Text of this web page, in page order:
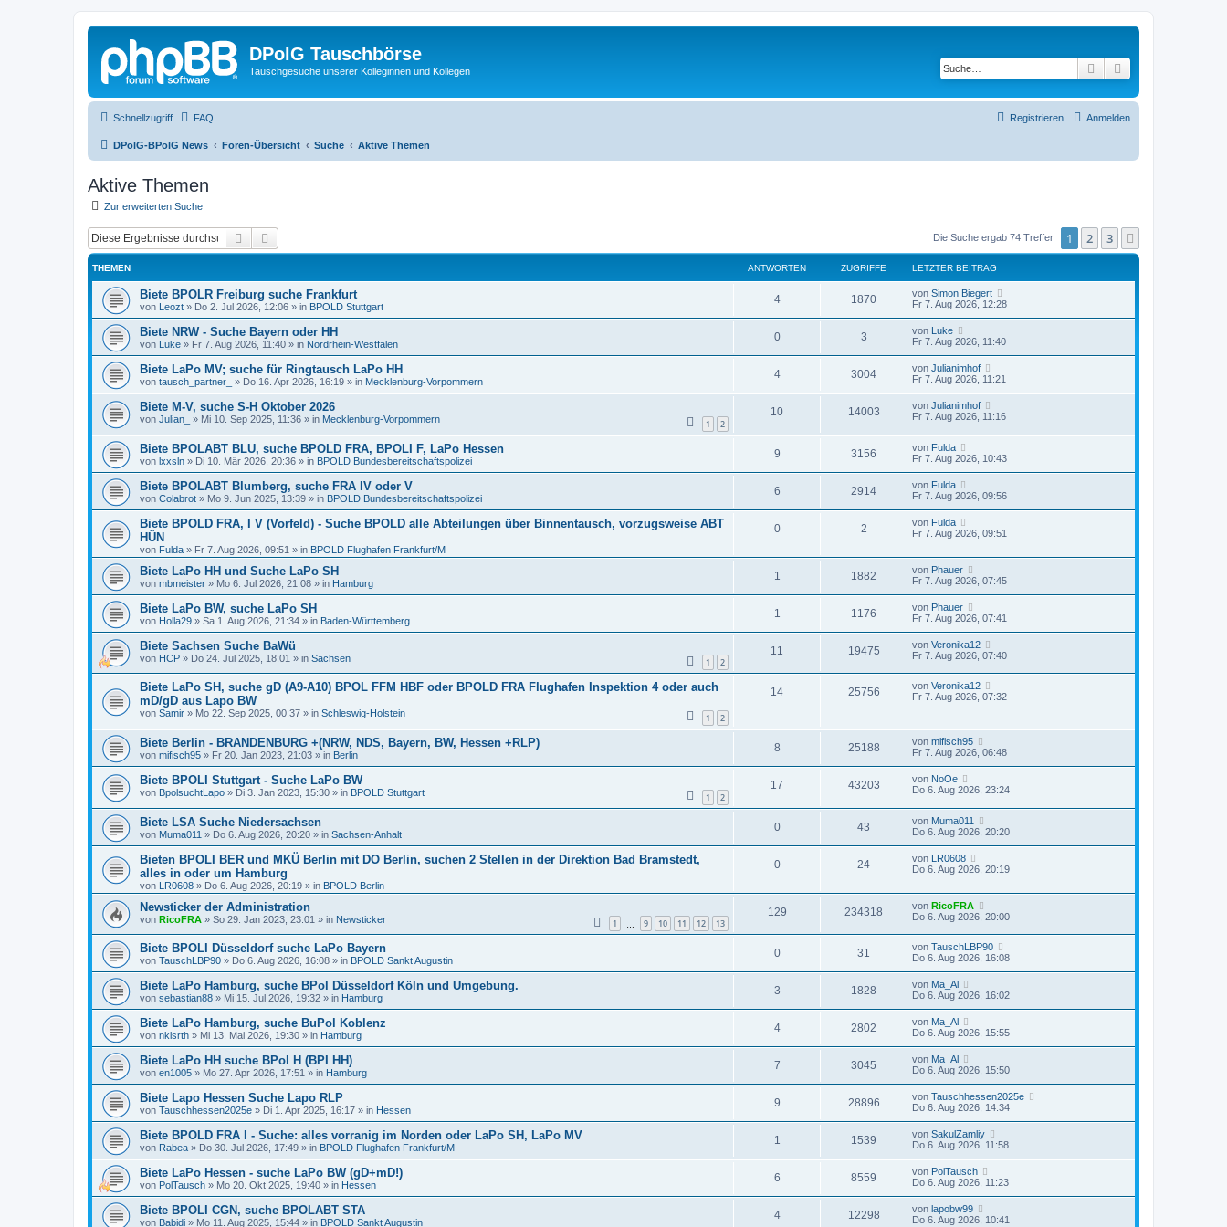
DPolG Tauschbörse
Tauschgesuche unserer Kolleginnen und Kollegen Suche
Schnellzugriff FAQ Anmelden
Registrieren
DPolG-BPolG News Foren-Übersicht Suche Aktive Themen
Aktive Themen
Zur erweiterten Suche
Suche Die Suche ergab 74 Treffer 1 2 3
THEMEN ANTWORTEN ZUGRIFFE LETZTER BEITRAG
Biete BPOLR Freiburg suche Frankfurt
von Leozt » Do 2. Jul 2026, 12:06 » in BPOLD Stuttgart
4 1870 von Simon Biegert
Fr 7. Aug 2026, 12:28
Biete NRW - Suche Bayern oder HH
von Luke » Fr 7. Aug 2026, 11:40 » in Nordrhein-Westfalen
0 3 von Luke
Fr 7. Aug 2026, 11:40
Biete LaPo MV; suche für Ringtausch LaPo HH
von tausch_partner_ » Do 16. Apr 2026, 16:19 » in Mecklenburg-Vorpommern
4 3004 von Julianimhof
Fr 7. Aug 2026, 11:21
Biete M-V, suche S-H Oktober 2026
von Julian_ » Mi 10. Sep 2025, 11:36 » in Mecklenburg-Vorpommern 1 2
10 14003 von Julianimhof
Fr 7. Aug 2026, 11:16
Biete BPOLABT BLU, suche BPOLD FRA, BPOLI F, LaPo Hessen
von lxxsln » Di 10. Mär 2026, 20:36 » in BPOLD Bundesbereitschaftspolizei
9 3156 von Fulda
Fr 7. Aug 2026, 10:43
Biete BPOLABT Blumberg, suche FRA IV oder V
von Colabrot » Mo 9. Jun 2025, 13:39 » in BPOLD Bundesbereitschaftspolizei
6 2914 von Fulda
Fr 7. Aug 2026, 09:56
Biete BPOLD FRA, I V (Vorfeld) - Suche BPOLD alle Abteilungen über Binnentausch, vorzugsweise ABT
HÜN
von Fulda » Fr 7. Aug 2026, 09:51 » in BPOLD Flughafen Frankfurt/M
0 2 von Fulda
Fr 7. Aug 2026, 09:51
Biete LaPo HH und Suche LaPo SH
von mbmeister » Mo 6. Jul 2026, 21:08 » in Hamburg
1 1882 von Phauer
Fr 7. Aug 2026, 07:45
Biete LaPo BW, suche LaPo SH
von Holla29 » Sa 1. Aug 2026, 21:34 » in Baden-Württemberg
1 1176 von Phauer
Fr 7. Aug 2026, 07:41
Biete Sachsen Suche BaWü
von HCP » Do 24. Jul 2025, 18:01 » in Sachsen 1 2
11 19475 von Veronika12
Fr 7. Aug 2026, 07:40
Biete LaPo SH, suche gD (A9-A10) BPOL FFM HBF oder BPOLD FRA Flughafen Inspektion 4 oder auch
mD/gD aus Lapo BW
von Samir » Mo 22. Sep 2025, 00:37 » in Schleswig-Holstein 1 2
14 25756 von Veronika12
Fr 7. Aug 2026, 07:32
Biete Berlin - BRANDENBURG +(NRW, NDS, Bayern, BW, Hessen +RLP)
von mifisch95 » Fr 20. Jan 2023, 21:03 » in Berlin
8 25188 von mifisch95
Fr 7. Aug 2026, 06:48
Biete BPOLI Stuttgart - Suche LaPo BW
von BpolsuchtLapo » Di 3. Jan 2023, 15:30 » in BPOLD Stuttgart 1 2
17 43203 von NoOe
Do 6. Aug 2026, 23:24
Biete LSA Suche Niedersachsen
von Muma011 » Do 6. Aug 2026, 20:20 » in Sachsen-Anhalt
0 43 von Muma011
Do 6. Aug 2026, 20:20
Bieten BPOLI BER und MKÜ Berlin mit DO Berlin, suchen 2 Stellen in der Direktion Bad Bramstedt,
alles in oder um Hamburg
von LR0608 » Do 6. Aug 2026, 20:19 » in BPOLD Berlin
0 24 von LR0608
Do 6. Aug 2026, 20:19
Newsticker der Administration
von RicoFRA » So 29. Jan 2023, 23:01 » in Newsticker 1 9 10 11 12 13
129 234318 von RicoFRA
Do 6. Aug 2026, 20:00
Biete BPOLI Düsseldorf suche LaPo Bayern
von TauschLBP90 » Do 6. Aug 2026, 16:08 » in BPOLD Sankt Augustin
0 31 von TauschLBP90
Do 6. Aug 2026, 16:08
Biete LaPo Hamburg, suche BPol Düsseldorf Köln und Umgebung.
von sebastian88 » Mi 15. Jul 2026, 19:32 » in Hamburg
3 1828 von Ma_Al
Do 6. Aug 2026, 16:02
Biete LaPo Hamburg, suche BuPol Koblenz
von nklsrth » Mi 13. Mai 2026, 19:30 » in Hamburg
4 2802 von Ma_Al
Do 6. Aug 2026, 15:55
Biete LaPo HH suche BPol H (BPI HH)
von en1005 » Mo 27. Apr 2026, 17:51 » in Hamburg
7 3045 von Ma_Al
Do 6. Aug 2026, 15:50
Biete Lapo Hessen Suche Lapo RLP
von Tauschhessen2025e » Di 1. Apr 2025, 16:17 » in Hessen
9 28896 von Tauschhessen2025e
Do 6. Aug 2026, 14:34
Biete BPOLD FRA I - Suche: alles vorranig im Norden oder LaPo SH, LaPo MV
von Rabea » Do 30. Jul 2026, 17:49 » in BPOLD Flughafen Frankfurt/M
1 1539 von SakulZamliy
Do 6. Aug 2026, 11:58
Biete LaPo Hessen - suche LaPo BW (gD+mD!)
von PolTausch » Mo 20. Okt 2025, 19:40 » in Hessen
6 8559 von PolTausch
Do 6. Aug 2026, 11:23
Biete BPOLI CGN, suche BPOLABT STA
von Babidi » Mo 11. Aug 2025, 15:44 » in BPOLD Sankt Augustin
4 12298 von lapobw99
Do 6. Aug 2026, 10:41